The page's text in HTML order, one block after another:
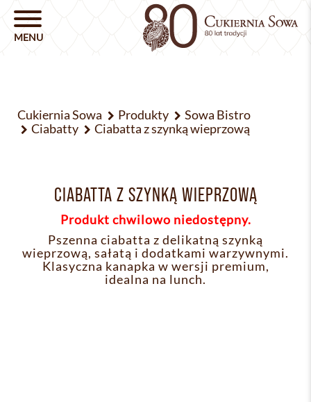
Cukiernia Sowa Produkty
Sowa Bistro
Ciabatty
Ciabatta z szynką wieprzową
CIABATTA Z SZYNKĄ WIEPRZOWĄ
Produkt chwilowo niedostępny.
Pszenna ciabatta z delikatną szynką
wieprzową, sałatą i dodatkami warzywnymi.
Klasyczna kanapka w wersji premium,
idealna na lunch.